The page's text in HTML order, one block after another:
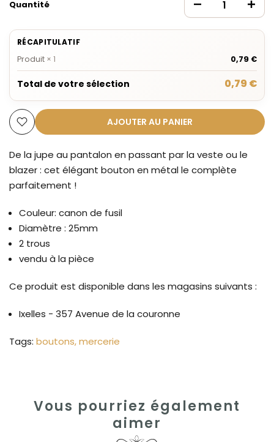
Quantité
RÉCAPITULATIF
Produit × 1 0,79 €
Total de votre sélection 0,79 €
AJOUTER AU PANIER
De la jupe au pantalon en passant par la veste ou le
blazer : cet élégant bouton en métal le complète
parfaitement !
Couleur: canon de fusil
Diamètre : 25mm
2 trous
vendu à la pièce
Ce produit est disponible dans les magasins suivants :
Ixelles - 357 Avenue de la couronne
Tags: boutons mercerie
Vous pourriez également
aimer